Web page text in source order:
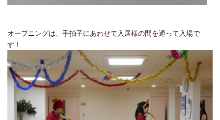
オープニングは、手拍子にあわせて入居様の間を通って入場で
す！